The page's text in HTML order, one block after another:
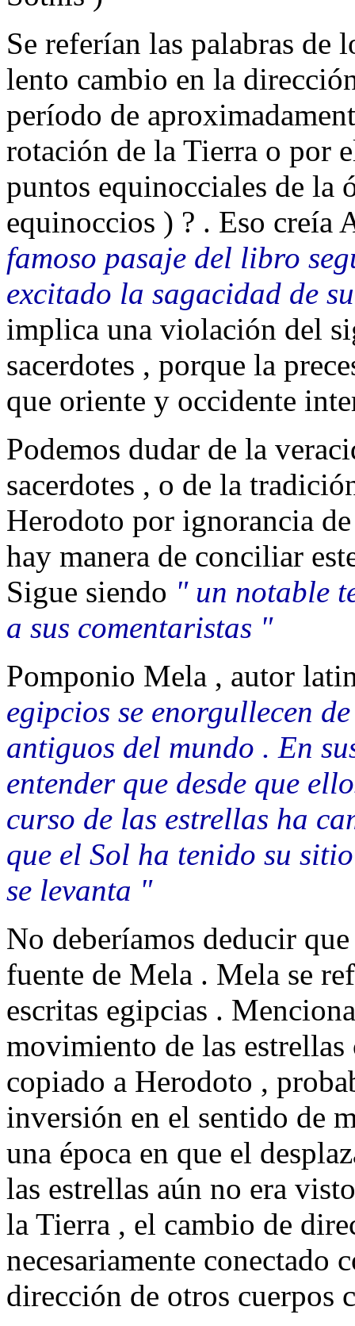
Se referían las palabras de
lento cambio en la
período de
rotación de la Tierra o por
puntos equinocciales de la
equinoccios ) ? . Eso
famoso pasaje del libro
excitado la sagacidad de
implica una violación del
sacerdotes , porque la
que oriente y occidente
Podemos dudar de la
sacerdotes , o de la
Herodoto por ignorancia
hay manera de conciliar
Sigue siendo " un notable
a sus comentaristas "
Pomponio Mela , autor
egipcios se enorgullecen
antiguos del mundo . En
entender que desde que
curso de las estrellas ha
que el Sol ha tenido su
se levanta "
No deberíamos deducir
fuente de Mela . Mela se
escritas egipcias .
movimiento de las
copiado a Herodoto ,
inversión en el sentido de
una época en que el
las estrellas aún no era
la Tierra , el cambio de
necesariamente conectado
dirección de otros cuerpos